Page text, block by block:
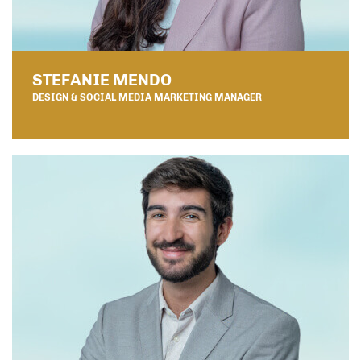
STEFANIE MENDO
DESIGN & SOCIAL MEDIA MARKETING MANAGER